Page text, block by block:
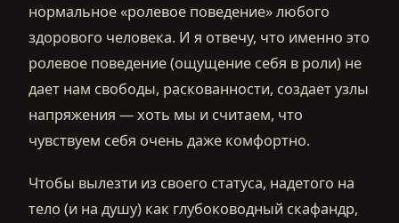
нормальное «ролевое поведение» любого
здорового человека. И я отвечу, что именно это
ролевое поведение (ощущение себя в роли) не
дает нам свободы, раскованности, создает узлы
напряжения — хоть мы и считаем, что
чувствуем себя очень даже комфортно.
Чтобы вылезти из своего статуса, надетого на
тело (и на душу) как глубоководный скафандр,